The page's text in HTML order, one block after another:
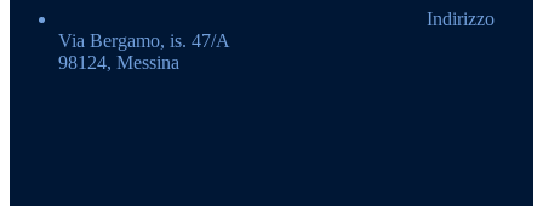
Indirizzo
Via Bergamo, is. 47/A
98124, Messina